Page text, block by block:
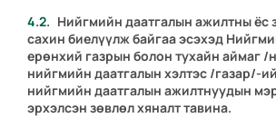
Нийгмийн даатгалын ажилтны ёс
сахин биелүүлж байгаа эсэхэд
ерөнхий газрын болон тухайн аймаг
нийгмийн даатгалын хэлтэс /газар/-
нийгмийн даатгалын ажилтнуудын
эрхэлсэн зөвлөл хяналт тавина.